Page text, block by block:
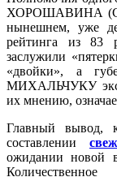
ХОРОШАВИНА
нынешнем, уже
рейтинга из 83
заслужили
«двойки», а
МИХАЛЬЧУКУ
их мнению,
Главный вывод,
составлении
ожидании новой